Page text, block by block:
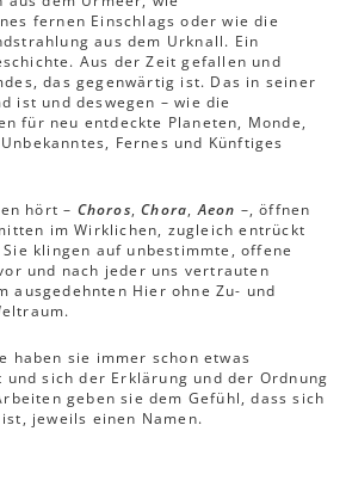
fernen Einschlags oder wie die
aus dem Urknall. Ein
Aus der Zeit gefallen und
das gegenwärtig ist. Das in seiner
ist und deswegen – wie die
für neu entdeckte Planeten, Monde,
Fernes und Künftiges
hört – Choros,Chora,Aeon –, öffnen
im Wirklichen, zugleich entrückt
klingen auf unbestimmte, offene
und nach jeder uns vertrauten
ausgedehnten Hier ohne Zu- und
haben sie immer schon etwas
und sich der Erklärung und der Ordnung
geben sie dem Gefühl, dass sich
jeweils einen Namen.